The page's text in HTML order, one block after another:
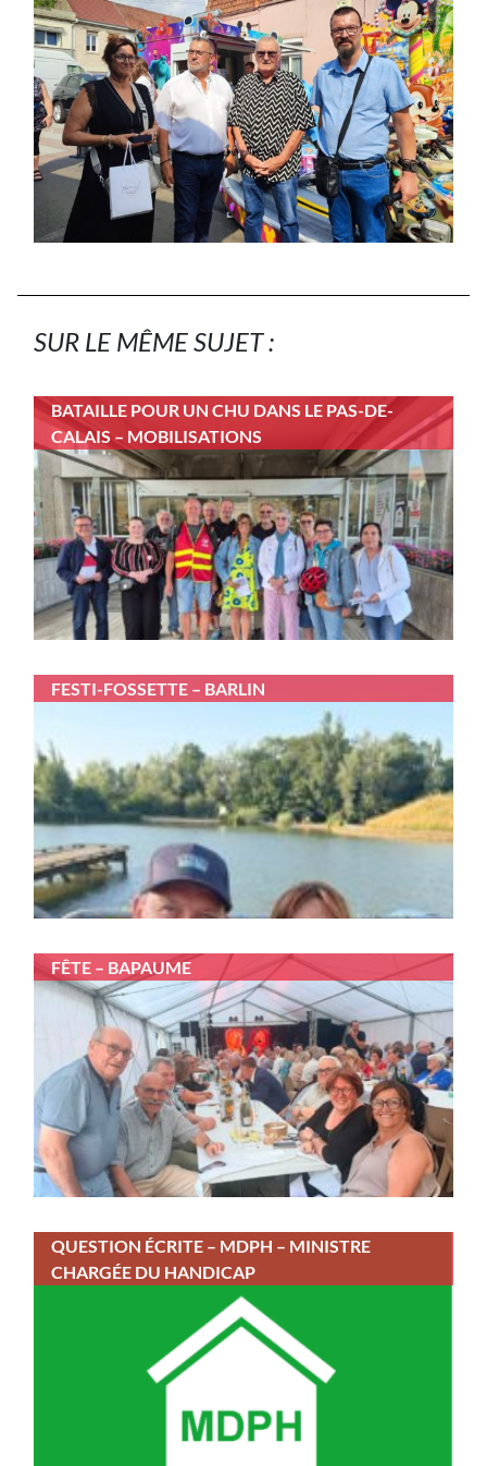
SUR LE MÊME SUJET :
BATAILLE POUR UN CHU DANS LE PAS-DE-
CALAIS – MOBILISATIONS
FESTI-FOSSETTE – BARLIN
FÊTE – BAPAUME
QUESTION ÉCRITE – MDPH – MINISTRE
CHARGÉE DU HANDICAP